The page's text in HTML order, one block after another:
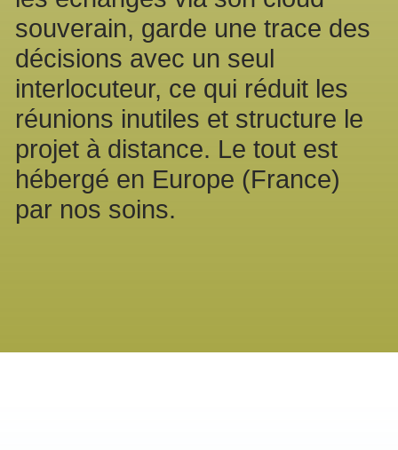
souverain, garde une trace des
décisions avec un seul
interlocuteur, ce qui réduit les
réunions inutiles et structure le
projet à distance. Le tout est
hébergé en Europe (France)
par nos soins.